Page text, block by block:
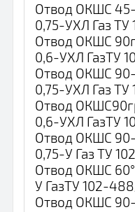
Отвод ОКШС
0,75-УХЛ Газ
Отвод ОКШС
0,6-УХЛ ГазТУ
Отвод ОКШС
0,75-УХЛ Газ
Отвод
0,6-УХЛ ГазТУ
Отвод ОКШС
0,75-У Газ ТУ
Отвод ОКШС
У ГазТУ 102-
Отвод ОКШС